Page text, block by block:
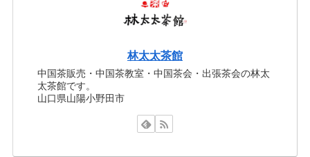
林太太茶館
中国茶販売・中国茶教室・中国茶会・出張茶会の林太
太茶館です。
山口県山陽小野田市